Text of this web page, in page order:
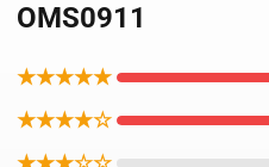
OMS0911
★★★★★
★★★★☆